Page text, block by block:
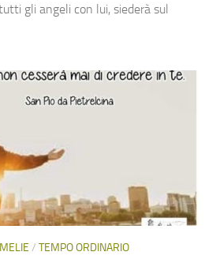
gli angeli con lui, siederà sul
/ TEMPO ORDINARIO